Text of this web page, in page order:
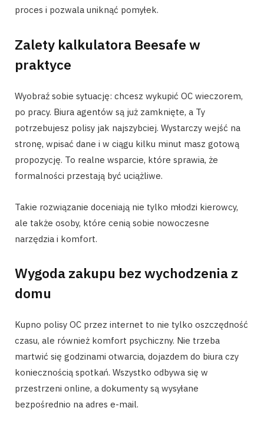
proces i pozwala uniknąć pomyłek.
Zalety kalkulatora Beesafe w
praktyce
Wyobraź sobie sytuację: chcesz wykupić OC wieczorem,
po pracy. Biura agentów są już zamknięte, a Ty
potrzebujesz polisy jak najszybciej. Wystarczy wejść na
stronę, wpisać dane i w ciągu kilku minut masz gotową
propozycję. To realne wsparcie, które sprawia, że
formalności przestają być uciążliwe.
Takie rozwiązanie doceniają nie tylko młodzi kierowcy,
ale także osoby, które cenią sobie nowoczesne
narzędzia i komfort.
Wygoda zakupu bez wychodzenia z
domu
Kupno polisy OC przez internet to nie tylko oszczędność
czasu, ale również komfort psychiczny. Nie trzeba
martwić się godzinami otwarcia, dojazdem do biura czy
koniecznością spotkań. Wszystko odbywa się w
przestrzeni online, a dokumenty są wysyłane
bezpośrednio na adres e-mail.